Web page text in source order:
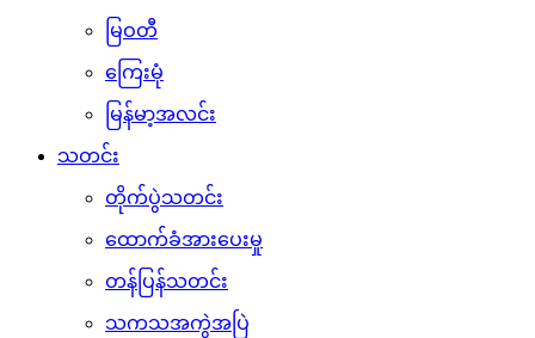
မြဝတီ
ကြေးမုံ
မြန်မာ့အလင်း
သတင်း
တိုက်ပွဲသတင်း
ထောက်ခံအားပေးမှု
တန်ပြန်သတင်း
သကသအကွဲအပြဲ